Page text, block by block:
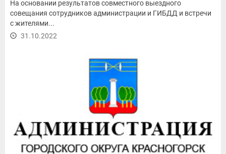
На основании результатов совместного выездного
совещания сотрудников администрации и ГИБДД и встречи
с жителями...
31.10.2022